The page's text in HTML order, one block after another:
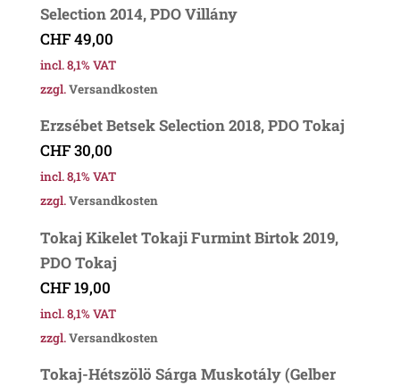
Selection 2014, PDO Villány
CHF49,00
incl. 8,1% VAT
zzgl.Versandkosten
Erzsébet Betsek Selection 2018, PDO Tokaj
CHF30,00
incl. 8,1% VAT
zzgl.Versandkosten
Tokaj Kikelet Tokaji Furmint Birtok 2019,
PDO Tokaj
CHF19,00
incl. 8,1% VAT
zzgl.Versandkosten
Tokaj-Hétszölö Sárga Muskotály (Gelber